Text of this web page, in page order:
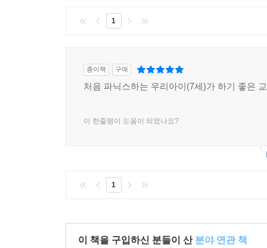
1
종이책 구매
처음 파닉스하는 우리아이(7세)가 하기 좋은
이 한줄평이 도움이 되었나요?
1
이 책을 구입하신 분들이 산 분야 연관 책